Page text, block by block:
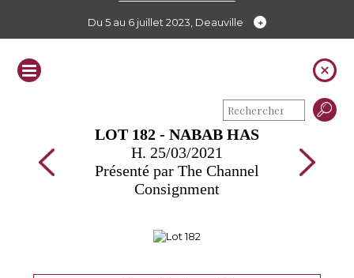
Du 5 au 6 juillet 2023, Deauville
LOT 182 - NABAB HAS
H. 25/03/2021
Présenté par The Channel
Consignment